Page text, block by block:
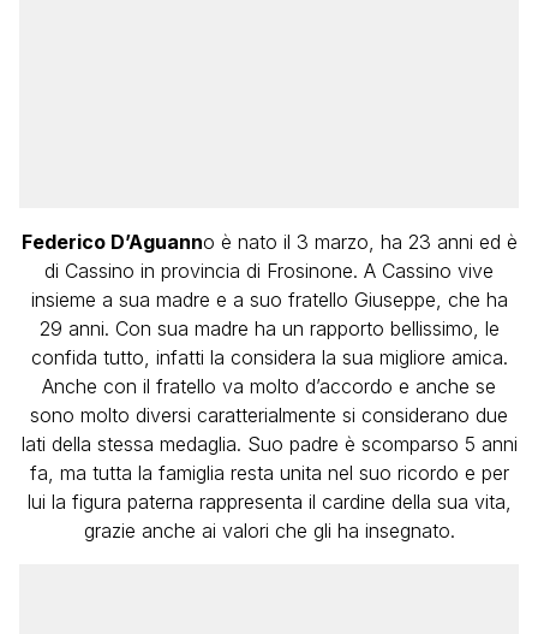
Federico D’Aguanno è nato il 3 marzo, ha 23 anni ed è
di Cassino in provincia di Frosinone. A Cassino vive
insieme a sua madre e a suo fratello Giuseppe, che ha
29 anni. Con sua madre ha un rapporto bellissimo, le
confida tutto, infatti la considera la sua migliore amica.
Anche con il fratello va molto d’accordo e anche se
sono molto diversi caratterialmente si considerano due
lati della stessa medaglia. Suo padre è scomparso 5 anni
fa, ma tutta la famiglia resta unita nel suo ricordo e per
lui la figura paterna rappresenta il cardine della sua vita,
grazie anche ai valori che gli ha insegnato.